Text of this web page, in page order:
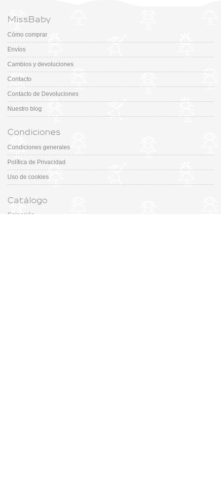
MissBaby
Cómo comprar
Envíos
Cambios y devoluciones
Contacto
Contacto de Devoluciones
Nuestro blog
Condiciones
Condiciones generales
Política de Privacidad
Uso de cookies
Catálogo
Colección